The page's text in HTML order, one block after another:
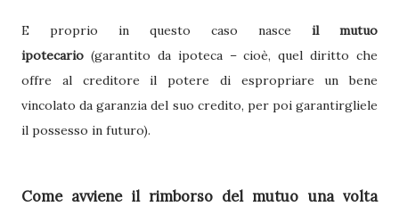
E proprio in questo caso nasce il mutuo
ipotecario (garantito da ipoteca – cioè, quel diritto che
offre al creditore il potere di espropriare un bene
vincolato da garanzia del suo credito, per poi garantirgliele
il possesso in futuro).
Come avviene il rimborso del mutuo una volta